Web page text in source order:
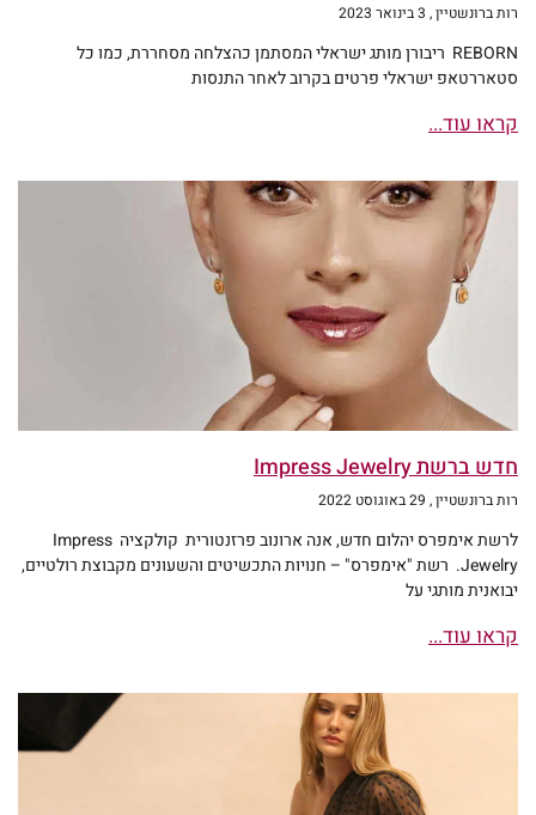
רות ברונשטיין 3 בינואר 2023
REBORN ריבורן מותג ישראלי המסתמן כהצלחה מסחררת, כמו כל
סטאררטאפ ישראלי פרטים בקרוב לאחר התנסות
קראו עוד...
חדש ברשת Impress Jewelry
רות ברונשטיין 29 באוגוסט 2022
לרשת אימפרס יהלום חדש, אנה ארונוב פרזנטורית קולקציה Impress
Jewelry. רשת "אימפרס" – חנויות התכשיטים והשעונים מקבוצת רולטיים,
יבואנית מותגי על
קראו עוד...